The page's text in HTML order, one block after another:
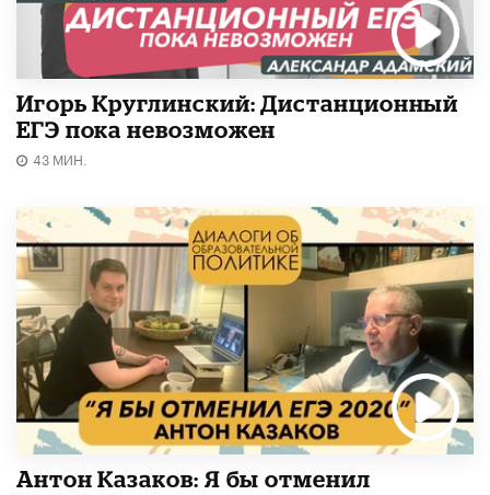
Игорь Круглинский: Дистанционный
ЕГЭ пока невозможен
43 МИН.
Антон Казаков: Я бы отменил